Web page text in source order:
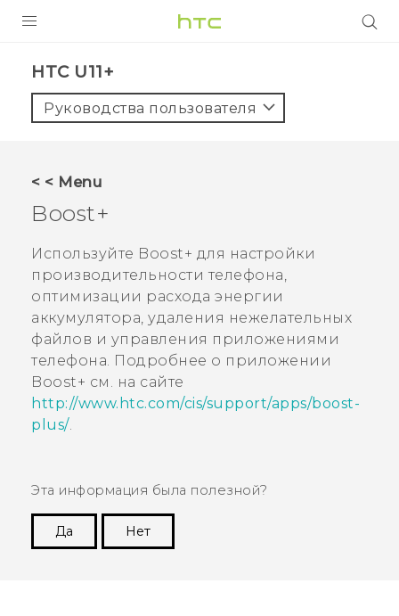
5G
ПОДДЕРЖКА
HTC U11+‎
Руководства пользователя
< < Menu
Boost+
Используйте Boost+ для настройки
производительности телефона,
оптимизации расхода энергии
аккумулятора, удаления нежелательных
файлов и управления приложениями
телефона. Подробнее о приложении
Boost+ см. на сайте
http://www.htc.com/cis/support/apps/boost-
plus/.
Эта информация была полезной?
Да
Нет